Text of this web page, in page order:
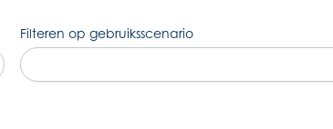
Filteren op gebruiksscenario